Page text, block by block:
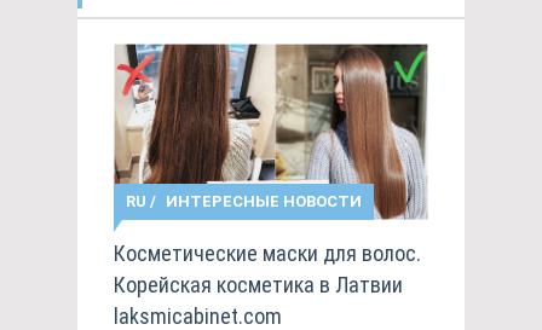
RU / ИНТЕРЕСНЫЕ НОВОСТИ
Косметические маски для волос.
Корейская косметика в Латвии
laksmicabinet.com